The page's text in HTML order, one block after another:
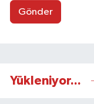
Gönder
Yükleniyor...